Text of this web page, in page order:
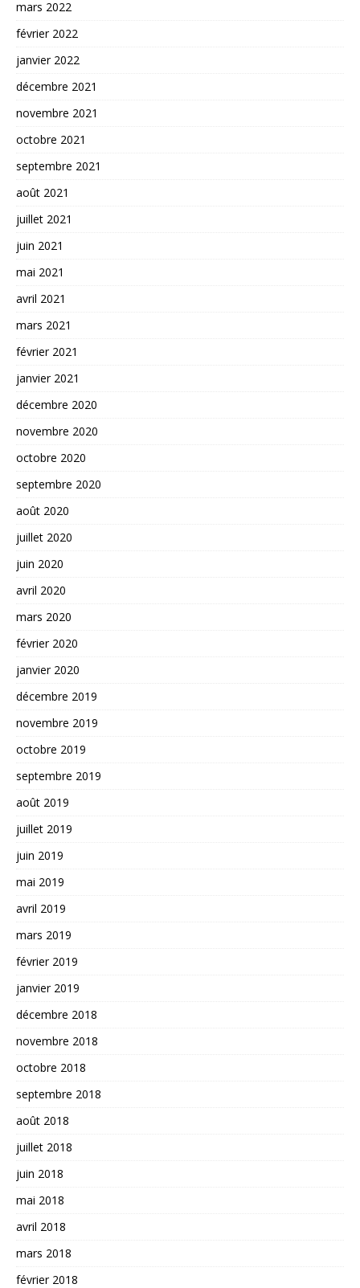
mars 2022
février 2022
janvier 2022
décembre 2021
novembre 2021
octobre 2021
septembre 2021
août 2021
juillet 2021
juin 2021
mai 2021
avril 2021
mars 2021
février 2021
janvier 2021
décembre 2020
novembre 2020
octobre 2020
septembre 2020
août 2020
juillet 2020
juin 2020
avril 2020
mars 2020
février 2020
janvier 2020
décembre 2019
novembre 2019
octobre 2019
septembre 2019
août 2019
juillet 2019
juin 2019
mai 2019
avril 2019
mars 2019
février 2019
janvier 2019
décembre 2018
novembre 2018
octobre 2018
septembre 2018
août 2018
juillet 2018
juin 2018
mai 2018
avril 2018
mars 2018
février 2018